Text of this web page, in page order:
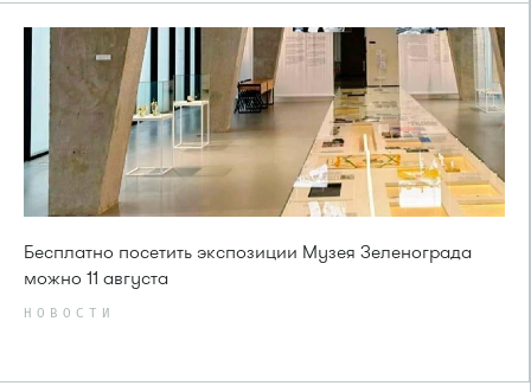
Бесплатно посетить экспозиции Музея Зеленограда
можно 11 августа
НОВОСТИ